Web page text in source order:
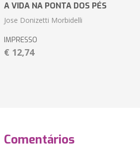
A VIDA NA PONTA DOS PÉS
Jose Donizetti Morbidelli
IMPRESSO
€ 12,74
Comentários